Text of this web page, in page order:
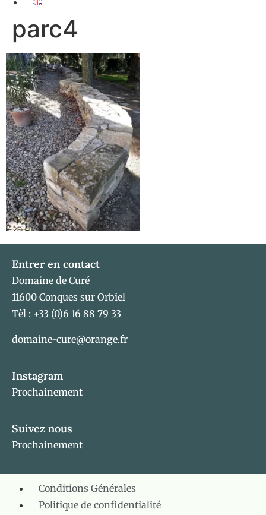
parc4
Entrer en contact
Domaine de Curé
11600 Conques sur Orbiel
Tèl : +33 (0)6 16 88 79 33
domaine-cure@orange.fr
Instagram
Prochainement
Suivez nous
Prochainement
Conditions Générales
Politique de confidentialité